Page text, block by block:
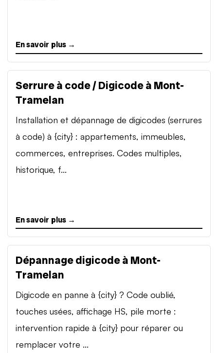
En savoir plus →
Serrure à code / Digicode à Mont-
Tramelan
Installation et dépannage de digicodes (serrures
à code) à {city} : appartements, immeubles,
commerces, entreprises. Codes multiples,
historique, f...
En savoir plus →
Dépannage digicode à Mont-
Tramelan
Digicode en panne à {city} ? Code oublié,
touches usées, affichage HS, pile morte :
intervention rapide à {city} pour réparer ou
remplacer votre ...